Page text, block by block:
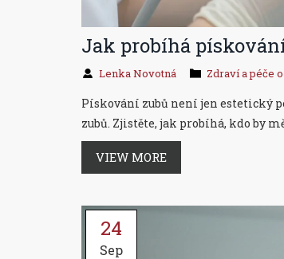
Jak probíhá
Lenka Novotná Zdraví a péče
Pískování zubů není jen estetický
zubů. Zjistěte, jak probíhá, kdo by
VIEW MORE
24
Sep